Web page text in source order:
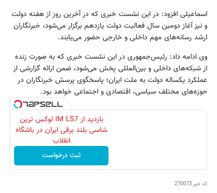
اسماعیلی افزود: در این نشست خبری که در آخرین روز از هفته دولت
و نیز آغاز دومین سال فعالیت دولت یازدهم برگزار می‌شود، خبرنگاران
ارشد رسانه‌های مهم داخلی و خارجی حضور می‌یابند.
وی ادامه داد: رئیس‌جمهوری در این نشست خبری که به صورت زنده
از شبکه‌های داخلی و بین‌المللی پخش می‌شود، ضمن ارائه گزارشی از
عملکرد یکساله دولت به ملت ایران؛ پاسخگوی پرسش خبرنگاران در
حوزه‌های مختلف سیاسی، اقتصادی و اجتماعی خواهد بود.
بازدید از IM LS7 لوکس ترین
شاسی بلند برقی ایران در باشگاه
انقلاب
ثبت درخواست
کد خبر270073